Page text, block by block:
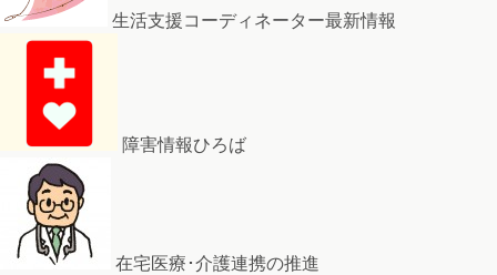
生活支援コーディネーター最新情報
障害情報ひろば
在宅医療･介護連携の推進